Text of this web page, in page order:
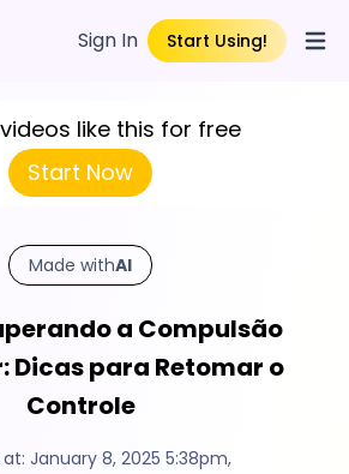
Sign In Start Using!
like this for free
Start Now
Made withAI
a Compulsão
Dicas para Retomar o
Controle
January 8, 2025 5:38pm,